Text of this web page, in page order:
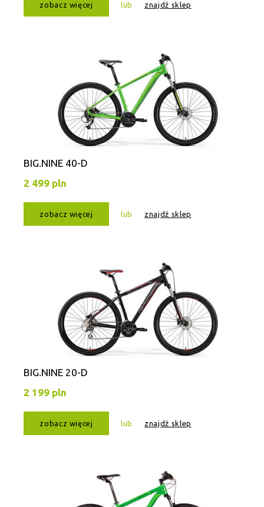
zobacz więcej lub znajdź sklep
BIG.NINE 40-D
2 499 pln
zobacz więcej lub znajdź sklep
BIG.NINE 20-D
2 199 pln
zobacz więcej lub znajdź sklep